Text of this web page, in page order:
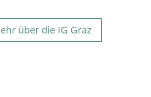
über die IG Graz